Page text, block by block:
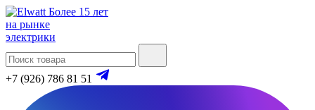
Более 15 лет
на рынке
электрики
+7 (926) 786 81 51